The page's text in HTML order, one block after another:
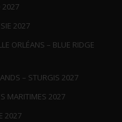
2027
2027
ORLÉANS – BLUE RIDGE
– STURGIS 2027
MARITIMES 2027
2027